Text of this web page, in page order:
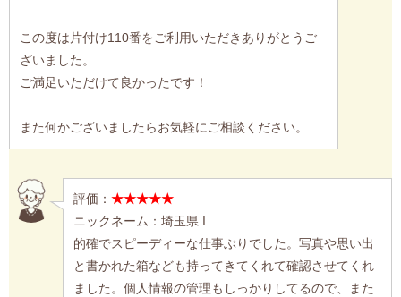
この度は片付け110番をご利用いただきありがとうご
ざいました。
ご満足いただけて良かったです！
また何かございましたらお気軽にご相談ください。
評価： ★★★★★
ニックネーム：埼玉県 I
的確でスピーディーな仕事ぶりでした。写真や思い出
と書かれた箱なども持ってきてくれて確認させてくれ
ました。個人情報の管理もしっかりしてるので、また